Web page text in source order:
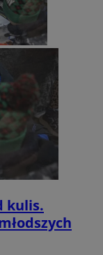
kulis.